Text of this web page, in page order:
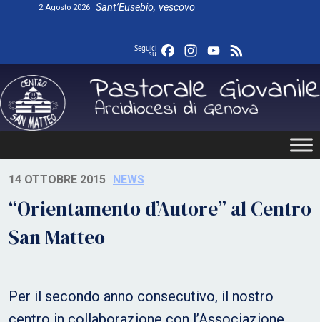
2 Agosto 2026 Sant’Eusebio, vescovo
Seguici
su FacebookInstagram
YouTube
14 OTTOBRE 2015 NEWS
“Orientamento d’Autore” al Centro
San Matteo
Per il secondo anno consecutivo, il nostro